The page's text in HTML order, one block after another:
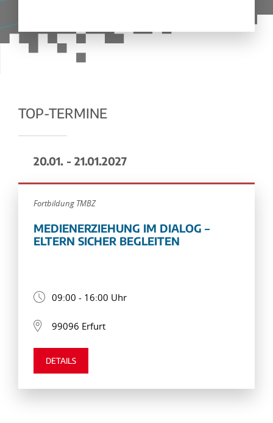
TOP-TERMINE
20.01. - 21.01.2027
Fortbildung TMBZ
MEDIENERZIEHUNG IM DIALOG –
ELTERN SICHER BEGLEITEN
09:00 - 16:00 Uhr
99096 Erfurt
DETAILS